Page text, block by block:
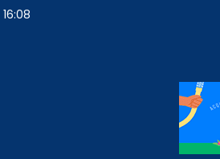
16:08